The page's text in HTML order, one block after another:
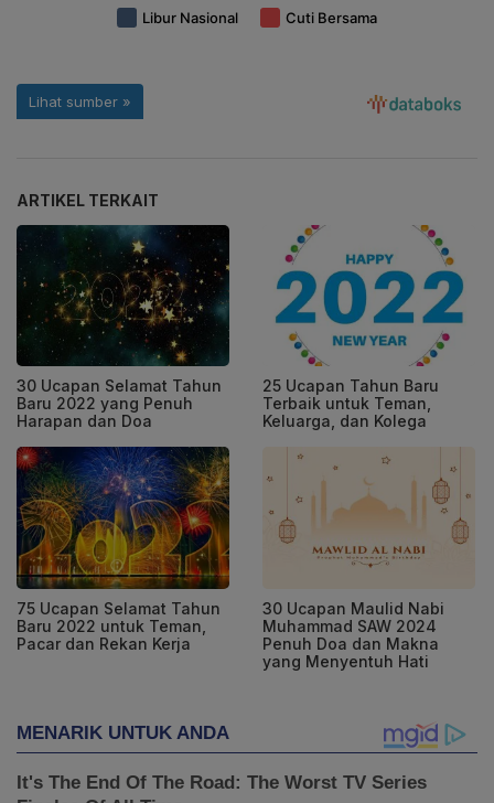
ARTIKEL TERKAIT
30 Ucapan Selamat Tahun
Baru 2022 yang Penuh
Harapan dan Doa
25 Ucapan Tahun Baru
Terbaik untuk Teman,
Keluarga, dan Kolega
75 Ucapan Selamat Tahun
Baru 2022 untuk Teman,
Pacar dan Rekan Kerja
30 Ucapan Maulid Nabi
Muhammad SAW 2024
Penuh Doa dan Makna
yang Menyentuh Hati